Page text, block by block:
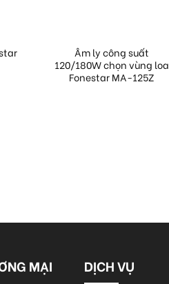
Âm ly công suất
120/180W chọn vùng loa
Fonestar MA-125Z
MẠI
DỊCH VỤ